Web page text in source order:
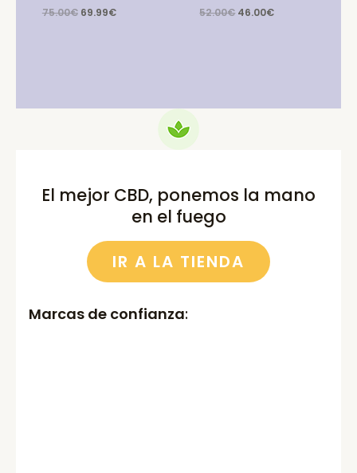
75.00€ Original
69.99€Current
52.00€ Original
46.00€Current
El mejor CBD, ponemos la mano
en el fuego
IR A LA TIENDA
Marcas de confianza: